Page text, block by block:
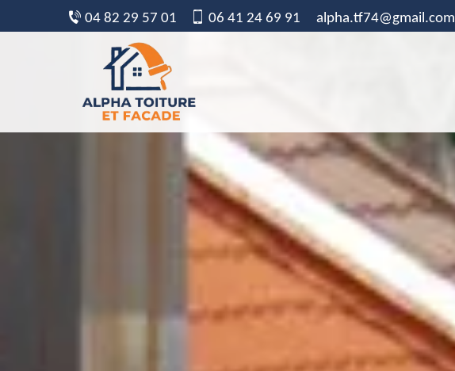
04 82 29 57 01 06 41 24 69 91 alpha.tf74@gmail.com